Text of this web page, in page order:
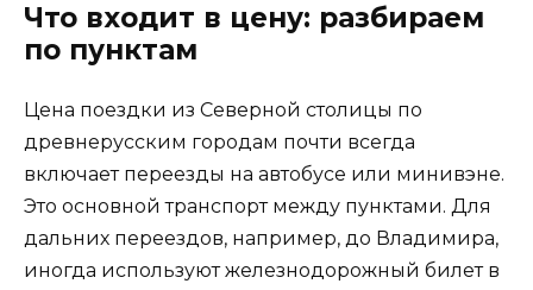
Что входит в цену: разбираем
по пунктам
Цена поездки из Северной столицы по
древнерусским городам почти всегда
включает переезды на автобусе или минивэне.
Это основной транспорт между пунктами. Для
дальних переездов, например, до Владимира,
иногда используют железнодорожный билет в